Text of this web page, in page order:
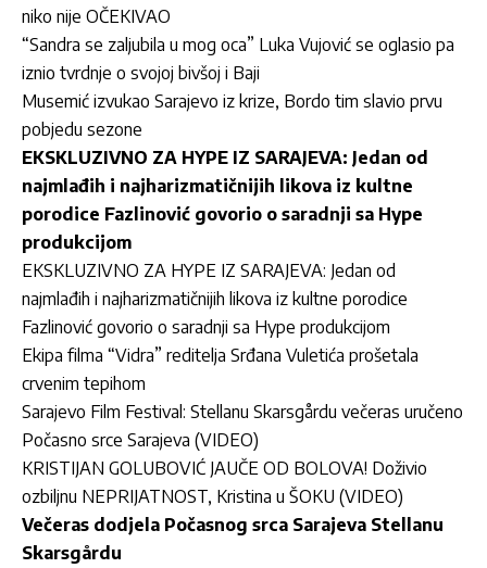
niko nije OČEKIVAO
“Sandra se zaljubila u mog oca” Luka Vujović se oglasio pa
iznio tvrdnje o svojoj bivšoj i Baji
Musemić izvukao Sarajevo iz krize, Bordo tim slavio prvu
pobjedu sezone
EKSKLUZIVNO ZA HYPE IZ SARAJEVA: Jedan od
najmlađih i najharizmatičnijih likova iz kultne
porodice Fazlinović govorio o saradnji sa Hype
produkcijom
EKSKLUZIVNO ZA HYPE IZ SARAJEVA: Jedan od
najmlađih i najharizmatičnijih likova iz kultne porodice
Fazlinović govorio o saradnji sa Hype produkcijom
Ekipa filma “Vidra” reditelja Srđana Vuletića prošetala
crvenim tepihom
Sarajevo Film Festival: Stellanu Skarsgårdu večeras uručeno
Počasno srce Sarajeva (VIDEO)
KRISTIJAN GOLUBOVIĆ JAUČE OD BOLOVA! Doživio
ozbiljnu NEPRIJATNOST, Kristina u ŠOKU (VIDEO)
Večeras dodjela Počasnog srca Sarajeva Stellanu
Skarsgårdu